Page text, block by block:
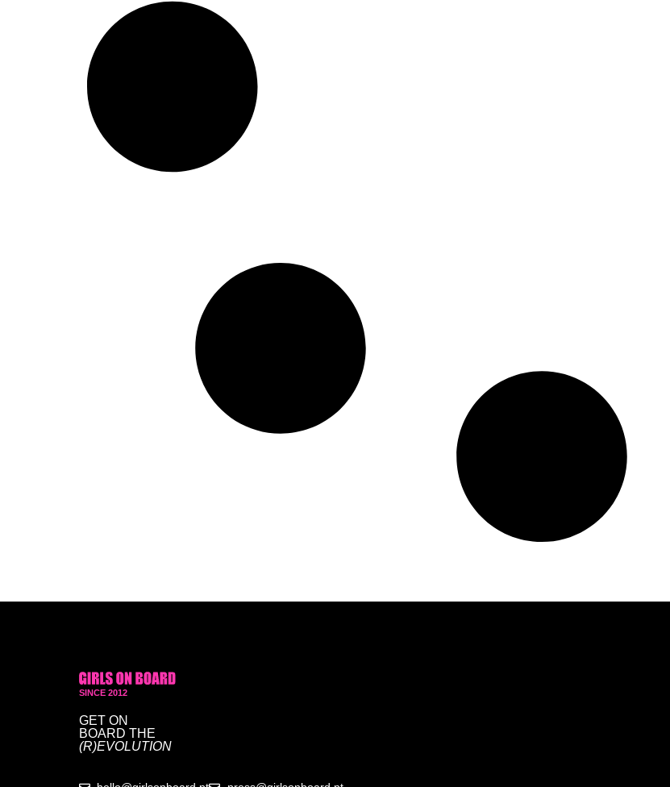
SINCE 2012
GET ON
BOARD THE
(R)EVOLUTION